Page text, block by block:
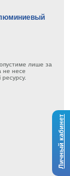
Личный кабинет
лише за
не несе
ресурсу.